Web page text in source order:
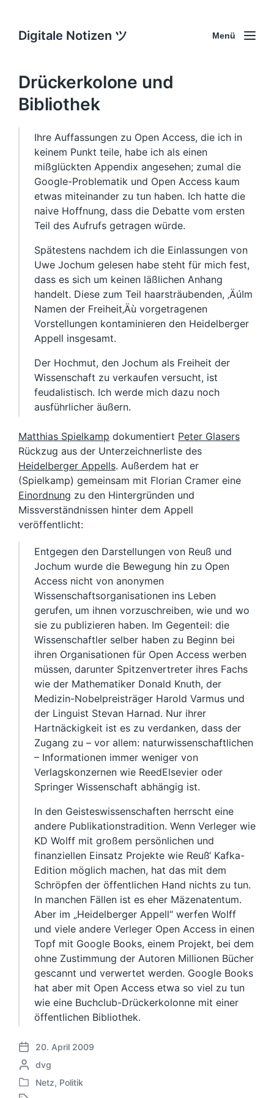
Digitale Notizen ツ Menü
Drückerkolone und
Bibliothek
Ihre Auffassungen zu Open Access, die ich in
keinem Punkt teile, habe ich als einen
mißglückten Appendix angesehen; zumal die
Google-Problematik und Open Access kaum
etwas miteinander zu tun haben. Ich hatte die
naive Hoffnung, dass die Debatte vom ersten
Teil des Aufrufs getragen würde.
Spätestens nachdem ich die Einlassungen von
Uwe Jochum gelesen habe steht für mich fest,
dass es sich um keinen läßlichen Anhang
handelt. Diese zum Teil haarsträubenden, ‚ÄúIm
Namen der Freiheit‚Äù vorgetragenen
Vorstellungen kontaminieren den Heidelberger
Appell insgesamt.
Der Hochmut, den Jochum als Freiheit der
Wissenschaft zu verkaufen versucht, ist
feudalistisch. Ich werde mich dazu noch
ausführlicher äußern.
Matthias Spielkamp dokumentiert Peter Glasers
Rückzug aus der Unterzeichnerliste des
Heidelberger Appells. Außerdem hat er
(Spielkamp) gemeinsam mit Florian Cramer eine
Einordnung zu den Hintergründen und
Missverständnissen hinter dem Appell
veröffentlicht:
Entgegen den Darstellungen von Reuß und
Jochum wurde die Bewegung hin zu Open
Access nicht von anonymen
Wissenschaftsorganisationen ins Leben
gerufen, um ihnen vorzuschreiben, wie und wo
sie zu publizieren haben. Im Gegenteil: die
Wissenschaftler selber haben zu Beginn bei
ihren Organisationen für Open Access werben
müssen, darunter Spitzenvertreter ihres Fachs
wie der Mathematiker Donald Knuth, der
Medizin-Nobelpreisträger Harold Varmus und
der Linguist Stevan Harnad. Nur ihrer
Hartnäckigkeit ist es zu verdanken, dass der
Zugang zu – vor allem: naturwissenschaftlichen
– Informationen immer weniger von
Verlagskonzernen wie ReedElsevier oder
Springer Wissenschaft abhängig ist.
In den Geisteswissenschaften herrscht eine
andere Publikationstradition. Wenn Verleger wie
KD Wolff mit großem persönlichen und
finanziellen Einsatz Projekte wie Reuß‘ Kafka-
Edition möglich machen, hat das mit dem
Schröpfen der öffentlichen Hand nichts zu tun.
In manchen Fällen ist es eher Mäzenatentum.
Aber im „Heidelberger Appell“ werfen Wolff
und viele andere Verleger Open Access in einen
Topf mit Google Books, einem Projekt, bei dem
ohne Zustimmung der Autoren Millionen Bücher
gescannt und verwertet werden. Google Books
hat aber mit Open Access etwa so viel zu tun
wie eine Buchclub-Drückerkolonne mit einer
öffentlichen Bibliothek.
V
e
r
ö
20. April 2009
G
e
dvg
V
Netz, Politik